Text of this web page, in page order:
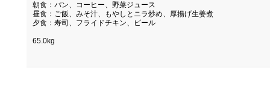
朝食：パン、コーヒー、野菜ジュース
昼食：ご飯、みそ汁、もやしとニラ炒め、厚揚げ生姜煮
夕食：寿司、フライドチキン、ビール
65.0kg